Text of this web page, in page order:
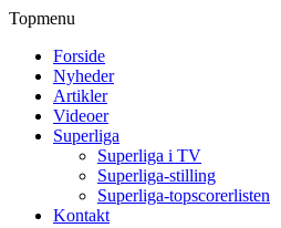
Topmenu
Forside
Nyheder
Artikler
Videoer
Superliga
Superliga i TV
Superliga-stilling
Superliga-topscorerlisten
Kontakt